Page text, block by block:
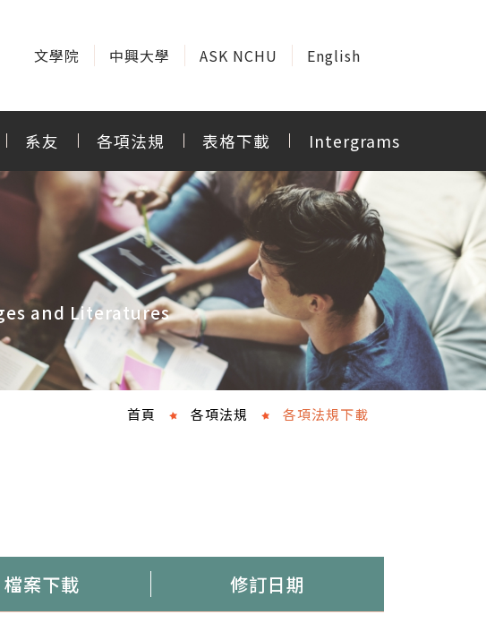
文學院 中興大學 ASK NCHU English
系友 各項法規 表格下載 Intergrams
and Literatures
首頁 各項法規 各項法規下載
檔案下載 修訂日期